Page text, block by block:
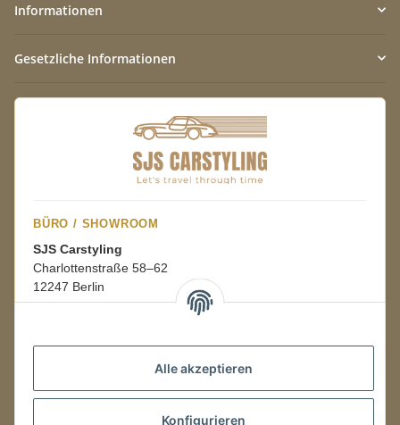
Alle akzeptieren
Konfigurieren
Informationen
Gesetzliche Informationen
BÜRO / SHOWROOM
SJS Carstyling
Charlottenstraße 58–62
12247 Berlin
08:00–16:00 Uhr
LAGER / RETOUREN
Packmonster Fulfillment